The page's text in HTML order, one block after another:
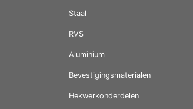
Staal
RVS
Aluminium
Bevestigingsmaterialen
Hekwerkonderdelen